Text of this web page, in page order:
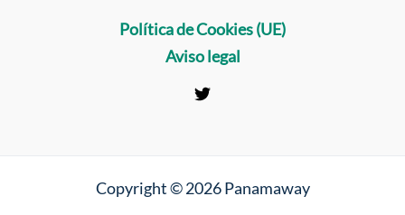
Política de Cookies (UE)
Aviso legal
Copyright © 2026 Panamaway